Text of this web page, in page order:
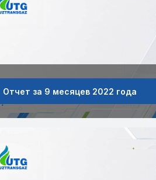
Отчет за 9 месяцев 2022 года